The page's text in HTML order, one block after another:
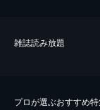
雑誌読み放題
プロが選ぶおすすめ